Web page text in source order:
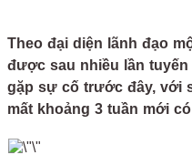
Theo đại diện lãnh đạo
được sau nhiều lần
gặp sự cố trước đây, với
mất khoảng 3 tuần mới